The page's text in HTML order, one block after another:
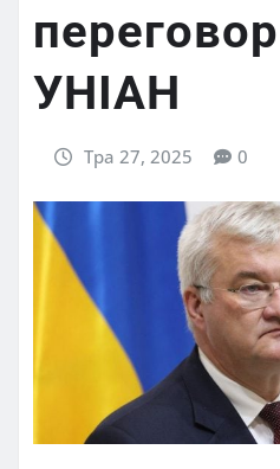
УНІАН
Тра 27, 2025 0